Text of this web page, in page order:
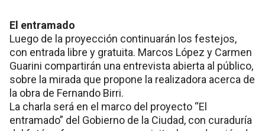
El entramado
Luego de la proyección continuarán los festejos,
con entrada libre y gratuita. Marcos López y Carmen
Guarini compartirán una entrevista abierta al público,
sobre la mirada que propone la realizadora acerca de
la obra de Fernando Birri.
La charla será en el marco del proyecto “El
entramado” del Gobierno de la Ciudad, con curaduría